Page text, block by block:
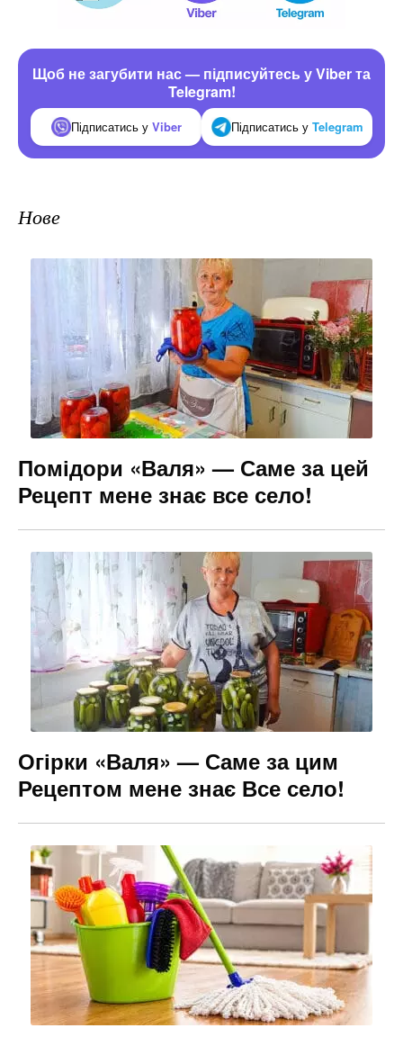
Щоб не загубити нас — підписуйтесь у Viber та
Telegram!
Підписатись у Viber Підписатись у Telegram
Нове
Помідори «Валя» — Саме за цей
Рецепт мене знає все село!
Огірки «Валя» — Саме за цим
Рецептом мене знає Все село!